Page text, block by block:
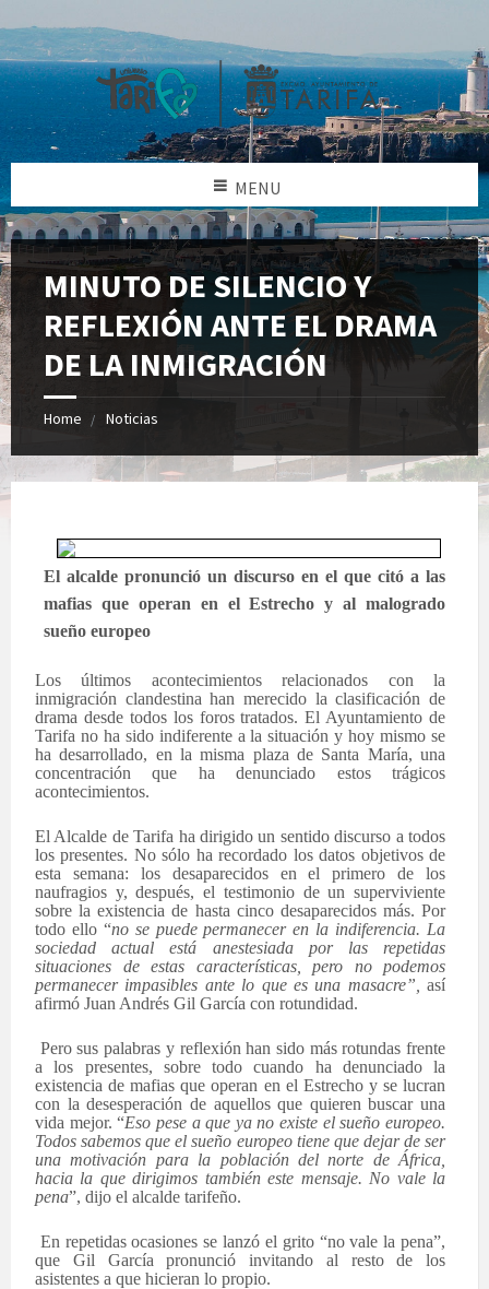
MENU
MINUTO DE SILENCIO Y
REFLEXIÓN ANTE EL DRAMA
DE LA INMIGRACIÓN
Home Noticias
El alcalde pronunció un discurso en el que citó a las
mafias que operan en el Estrecho y al malogrado
sueño europeo
Los últimos acontecimientos relacionados con la
inmigración clandestina han merecido la clasificación de
drama desde todos los foros tratados. El Ayuntamiento de
Tarifa no ha sido indiferente a la situación y hoy mismo se
ha desarrollado, en la misma plaza de Santa María, una
concentración que ha denunciado estos trágicos
acontecimientos.
El Alcalde de Tarifa ha dirigido un sentido discurso a todos
los presentes. No sólo ha recordado los datos objetivos de
esta semana: los desaparecidos en el primero de los
naufragios y, después, el testimonio de un superviviente
sobre la existencia de hasta cinco desaparecidos más. Por
todo ello “no se puede permanecer en la indiferencia. La
sociedad actual está anestesiada por las repetidas
situaciones de estas características, pero no podemos
permanecer impasibles ante lo que es una masacre”,
así
afirmó Juan Andrés Gil García con rotundidad.
Pero sus palabras y reflexión han sido más rotundas frente
a los presentes, sobre todo cuando ha denunciado la
existencia de mafias que operan en el Estrecho y se lucran
con la desesperación de aquellos que quieren buscar una
vida mejor. “Eso pese a que ya no existe el sueño europeo.
Todos sabemos que el sueño europeo tiene que dejar de ser
una motivación para la población del norte de África,
hacia la que dirigimos también este mensaje. No vale la
pena”, dijo el alcalde tarifeño.
En repetidas ocasiones se lanzó el grito “no vale la pena”,
que Gil García pronunció invitando al resto de los
asistentes a que hicieran lo propio.